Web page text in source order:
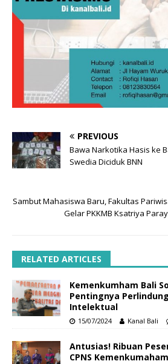
PREVIOUS
Bawa Narkotika Hasis ke
Swedia Diciduk BNN
Sambut Mahasiswa Baru, Fakultas
Gelar PKKMB Ksatriya
RELATED ARTICLES
Kemenkumham Bali
Pentingnya
Intelektual
15/07/2024 Kanal Bali
Antusias! Ribuan
CPNS Kemenkumaham